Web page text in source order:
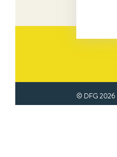
© DFG 2026